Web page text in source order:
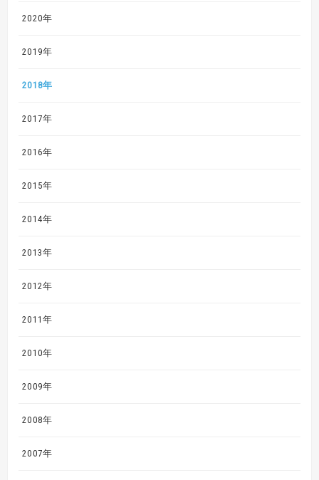
2020年
2019年
2018年
2017年
2016年
2015年
2014年
2013年
2012年
2011年
2010年
2009年
2008年
2007年